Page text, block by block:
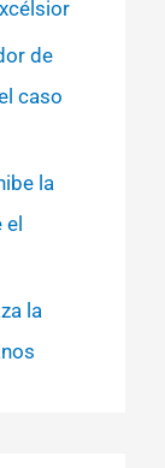
de
caso
la
el
la